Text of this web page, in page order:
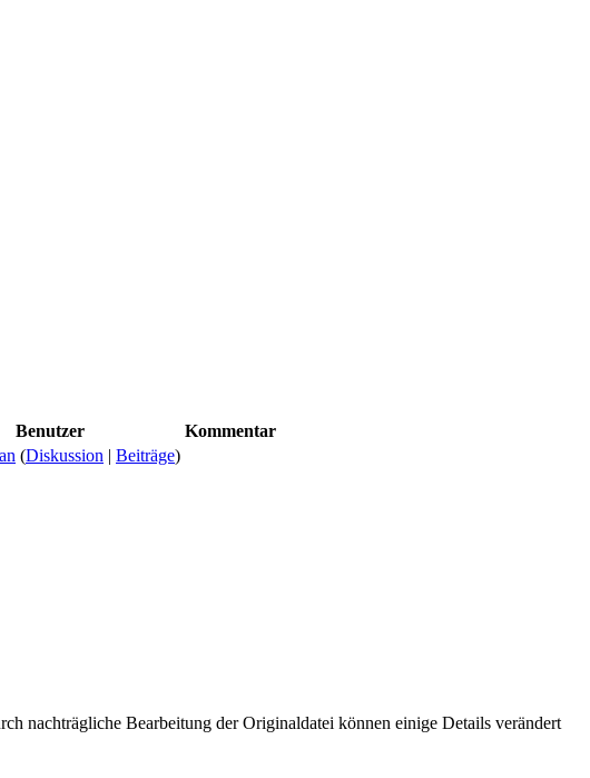
Benutzer
Kommentar
(Diskussion | Beiträge)
nachträgliche Bearbeitung der Originaldatei können einige Details verändert